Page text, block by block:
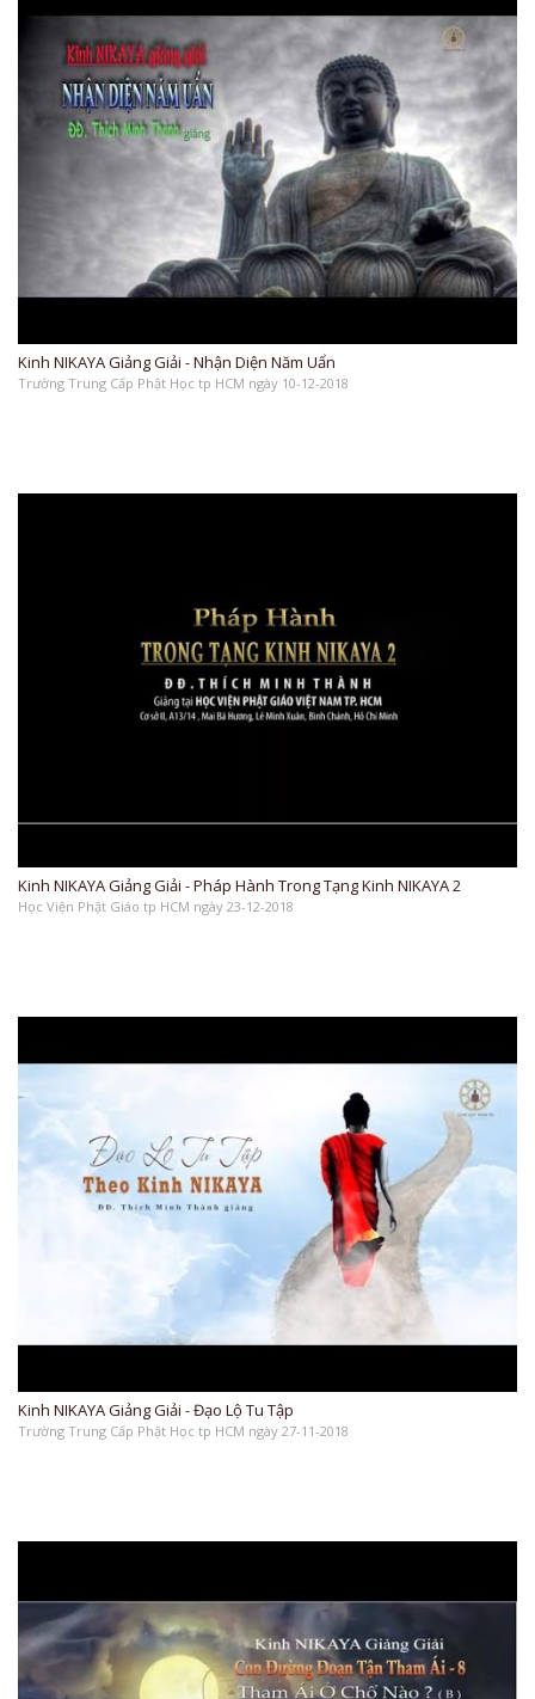
Kinh NIKAYA Giảng Giải - Nhận Diện Năm Uẩn
Trường Trung Cấp Phật Học tp HCM ngày 10-12-2018
Kinh NIKAYA Giảng Giải - Pháp Hành Trong Tạng Kinh NIKAYA 2
Học Viện Phật Giáo tp HCM ngày 23-12-2018
Kinh NIKAYA Giảng Giải - Đạo Lộ Tu Tập
Trường Trung Cấp Phật Học tp HCM ngày 27-11-2018